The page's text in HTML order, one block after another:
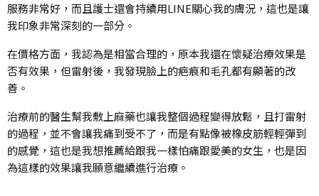
服務非常好，而且護士還會持續用LINE關心我的膚況，這也是讓
我印象非常深刻的一部分。
在價格方面，我認為是相當合理的，原本我還在懷疑治療效果是
否有效果，但雷射後，我發現臉上的疤痕和毛孔都有顯著的改
善。
治療前的醫生幫我敷上麻藥也讓我整個過程變得放鬆，且打雷射
的過程，並不會讓我痛到受不了，而是有點像被橡皮筋輕輕彈到
的感覺，這也是我想推薦給跟我一樣怕痛跟愛美的女生，也是因
為這樣的效果讓我願意繼續進行治療。